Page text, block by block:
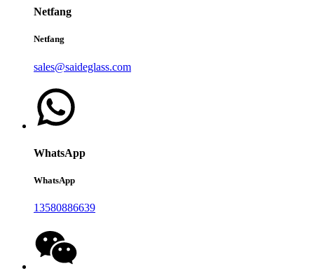
Netfang
Netfang
sales@saideglass.com
WhatsApp
WhatsApp
13580886639